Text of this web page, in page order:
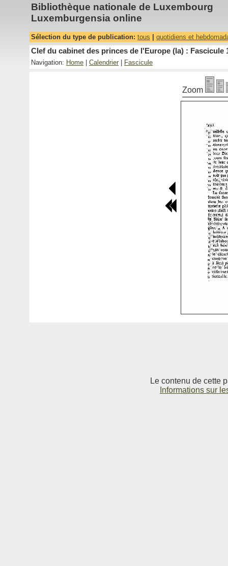
Bibliothèque nationale de Luxembourg
Luxemburgensia online
Sélection du type de publication: tous quotidiens et
Clef du cabinet des princes de l'Europe (la) : Fascicule
Navigation: Home Calendrier Fascicule
Zoom
Le contenu de cette
Informations sur